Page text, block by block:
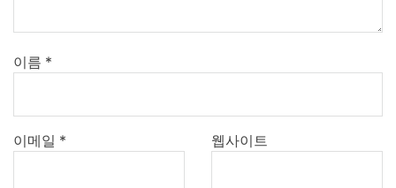
이름 *
이메일 * 웹사이트